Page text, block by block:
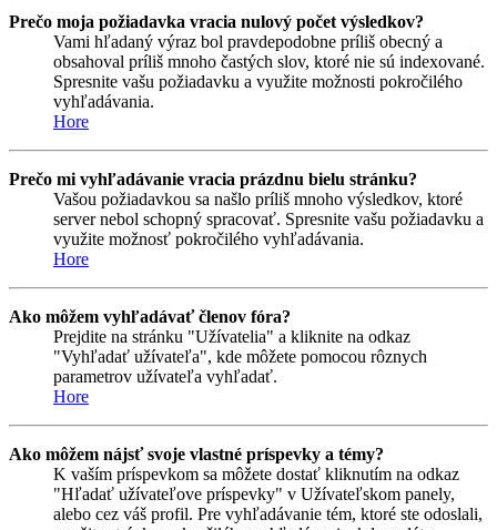
Prečo moja požiadavka vracia nulový počet výsledkov?
Vami hľadaný výraz bol pravdepodobne príliš obecný a
obsahoval príliš mnoho častých slov, ktoré nie sú indexované.
Spresnite vašu požiadavku a využite možnosti pokročilého
vyhľadávania.
Hore
Prečo mi vyhľadávanie vracia prázdnu bielu stránku?
Vašou požiadavkou sa našlo príliš mnoho výsledkov, ktoré
server nebol schopný spracovať. Spresnite vašu požiadavku a
využite možnosť pokročilého vyhľadávania.
Hore
Ako môžem vyhľadávať členov fóra?
Prejdite na stránku "Užívatelia" a kliknite na odkaz
"Vyhľadať užívateľa", kde môžete pomocou rôznych
parametrov užívateľa vyhľadať.
Hore
Ako môžem nájsť svoje vlastné príspevky a témy?
K vaším príspevkom sa môžete dostať kliknutím na odkaz
"Hľadať užívateľove príspevky" v Užívateľskom panely,
alebo cez váš profil. Pre vyhľadávanie tém, ktoré ste odoslali,